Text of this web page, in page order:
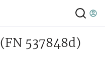
(FN 537848d)